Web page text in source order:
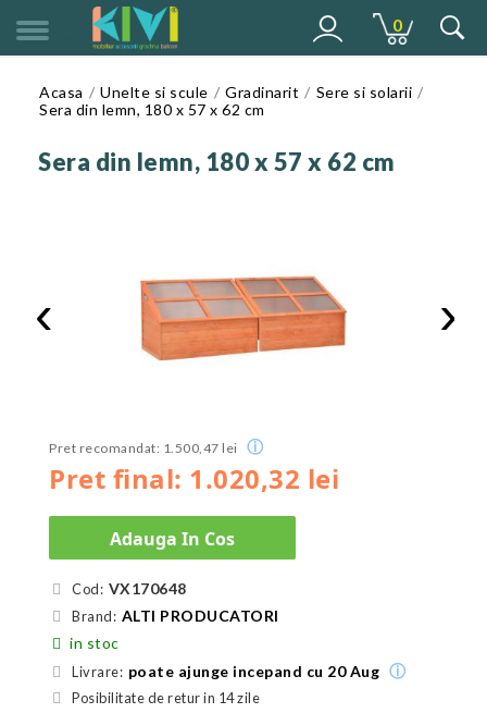
0
Acasa Unelte si scule Gradinarit
Sere si solarii
Sera din lemn, 180 x 57 x 62 cm
Sera din lemn, 180 x 57 x 62 cm
‹ ›
Pret final: 1.020,32 lei
Pret recomandat: 1.500,47 lei ⓘ
Adauga In Cos
Cod: VX170648
Brand: ALTI PRODUCATORI
in stoc
Livrare: poate ajunge incepand cu 20 Aug ⓘ
Posibilitate de retur in 14 zile